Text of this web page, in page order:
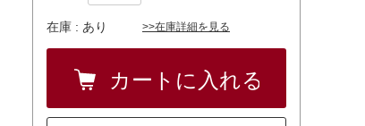
在庫 : あり >>在庫詳細を見る